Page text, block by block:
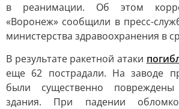
в реанимации. Об этом
«Воронеж» сообщили в пресс-
министерства здравоохранения в
В результате ракетной атаки
еще 62 пострадали. На заводе
были существенно
здания. При падении